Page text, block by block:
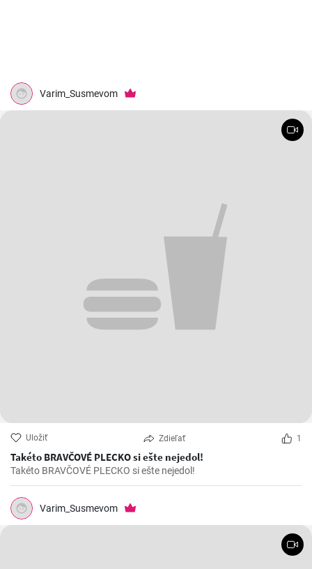
Varim_Susmevom
Uložiť Zdieľať 1
Takéto BRAVČOVÉ PLECKO si ešte nejedol!
Takéto BRAVČOVÉ PLECKO si ešte nejedol!
Varim_Susmevom